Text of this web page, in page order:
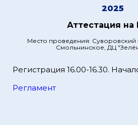
2025
Аттестация
Место проведения: Суворовский
Смольнинское, ДЦ
Регистрация 16.00-16.30.
Регламент